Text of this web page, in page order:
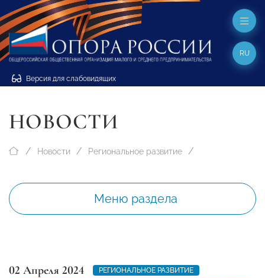
Версия для слабовидящих
RU
НОВОСТИ
Новости Региональное развитие
Меню раздела
02 Апреля 2024
РЕГИОНАЛЬНОЕ РАЗВИТИЕ